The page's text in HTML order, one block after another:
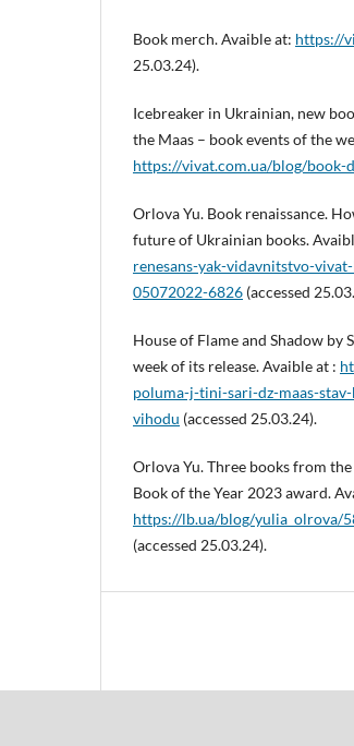
Book merch. Avaible at: https://
25.03.24).
Icebreaker in Ukrainian, new
the Maas – book events of the
https://vivat.com.ua/blog/book-
Orlova Yu. Book renaissance.
future of Ukrainian books.
renesans-yak-vidavnitstvo-
05072022-6826 (accessed
House of Flame and Shadow by
week of its release. Avaible at :
poluma-j-tini-sari-dz-maas-
vihodu (accessed 25.03.24).
Orlova Yu. Three books from
Book of the Year 2023 award.
https://lb.ua/blog/yulia_olrova/
(accessed 25.03.24).